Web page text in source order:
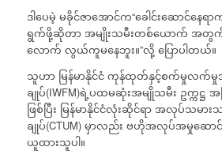
ဒါပေမဲ့ မခိုင်ဇာအောင်က“ခေါင်းဆောင်နေ
ရွက်ဖို့ဆိုတာ အမျိုးသမီးတစ်ယောက် အတွက်
လောက် လွယ်ကူမနေဘူး။”လို့ ပြောပါတယ်။
သူဟာ မြန်မာနိုင်ငံ ကုန်ထုတ်နှင့်စက်မှုလက်မှု
ချုပ်(IWFM)ရဲ့ပထမဆုံးအမျိုသမီး ဥက္ကဋ္ဌ
ဖြစ်ပြီး မြန်မာနိုင်ငံလုံးဆိုင်ရာ အလုပ်သမားသ
ချုပ်(CTUM) မှာလည်း ဗဟိုအလုပ်အမှုဆော
ယူထားသူပါ။